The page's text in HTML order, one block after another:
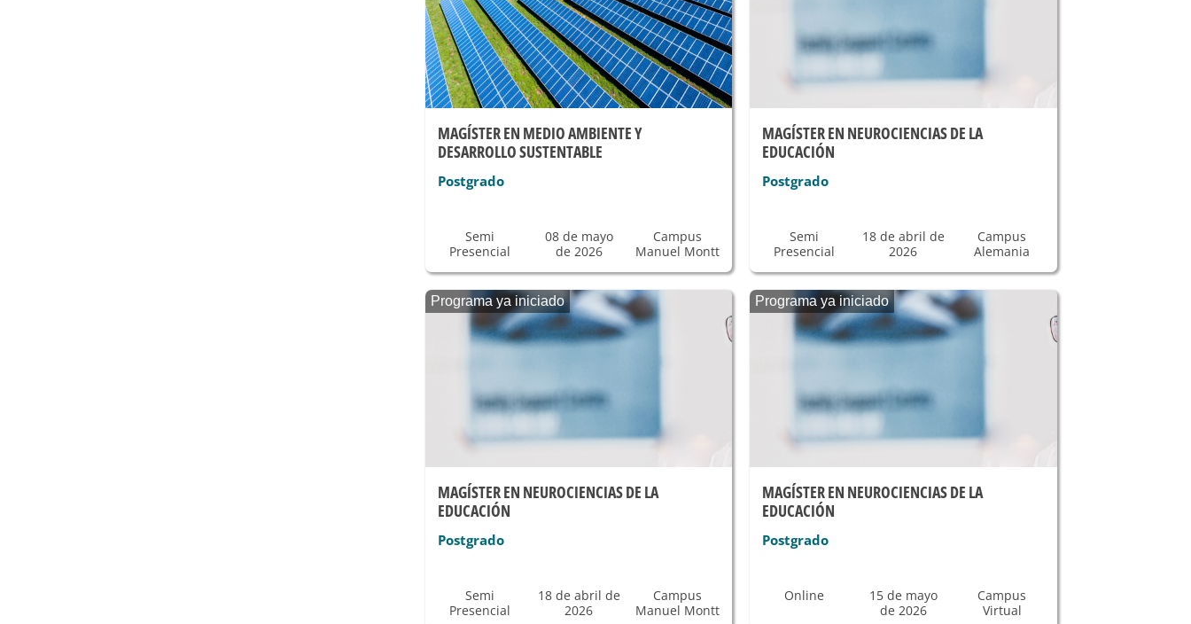
MAGÍSTER EN MEDIO AMBIENTE Y
DESARROLLO SUSTENTABLE
Postgrado
Semi
Presencial
08 de mayo
de 2026
Campus
Manuel Montt
MAGÍSTER EN NEUROCIENCIAS DE LA
EDUCACIÓN
Postgrado
Semi
Presencial
18 de abril de
2026
Campus
Alemania
Programa ya iniciado
MAGÍSTER EN NEUROCIENCIAS DE LA
EDUCACIÓN
Postgrado
Semi
Presencial
18 de abril de
2026
Campus
Manuel Montt
Programa ya iniciado
MAGÍSTER EN NEUROCIENCIAS DE LA
EDUCACIÓN
Postgrado
Online
15 de mayo
de 2026
Campus
Virtual